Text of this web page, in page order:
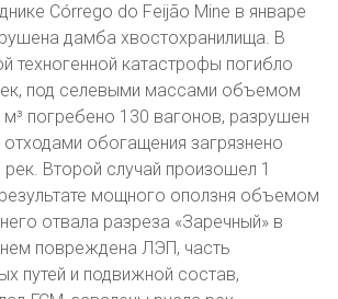
Córrego do Feijão Mine в январе
дамба хвостохранилища. В
техногенной катастрофы погибло
под селевыми массами объемом
погребено 130 вагонов, разрушен
обогащения загрязнено
Второй случай произошел 1
мощного оползня объемом
отвала разреза «Заречный» в
повреждена ЛЭП, часть
путей и подвижной состав,